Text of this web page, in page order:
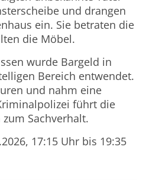
und drangen
ein. Sie betraten die
die Möbel.
wurde Bargeld in
Bereich entwendet.
und nahm eine
führt die
Sachverhalt.
17:15 Uhr bis 19:35